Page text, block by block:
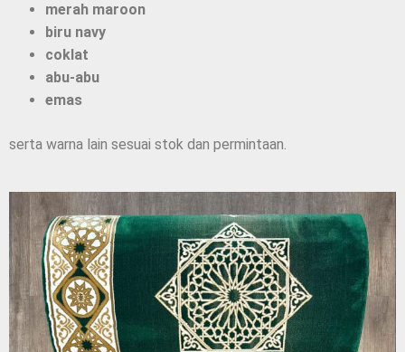
merah maroon
biru navy
coklat
abu-abu
emas
serta warna lain sesuai stok dan permintaan.